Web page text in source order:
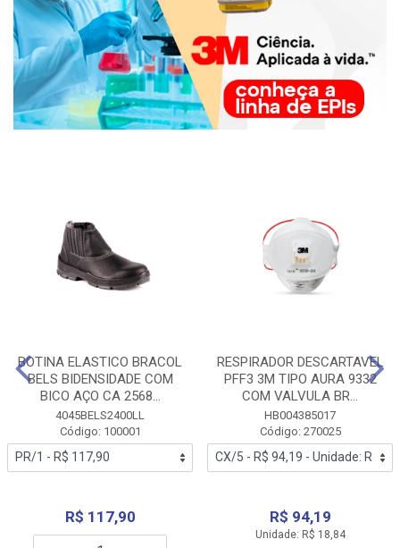
BOTINA ELASTICO BRACOL
BELS BIDENSIDADE COM
BICO AÇO CA 2568...
4045BELS2400LL
Código: 100001
R$ 117,90
RESPIRADOR DESCARTAVEL
PFF3 3M TIPO AURA 9332
COM VALVULA BR...
HB004385017
Código: 270025
R$ 94,19
Unidade: R$ 18,84